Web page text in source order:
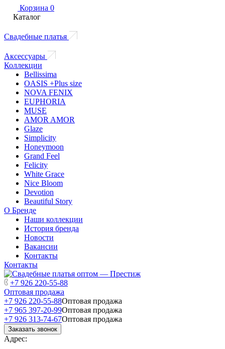
Корзина 0
Каталог
Свадебные платья
Аксессуары
Коллекции
Bellissima
OASIS +Plus size
NOVA FENIX
EUPHORIA
MUSE
AMOR AMOR
Glaze
Simplicity
Honeymoon
Grand Feel
Felicity
White Grace
Nice Bloom
Devotion
Beautiful Story
О Бренде
Наши коллекции
История бренда
Новости
Вакансии
Контакты
Контакты
+7 926 220-55-88
Оптовая продажа
+7 926 220-55-88Оптовая продажа
+7 965 397-20-99Оптовая продажа
+7 926 313-74-67Оптовая продажа
Заказать звонок
Адрес: